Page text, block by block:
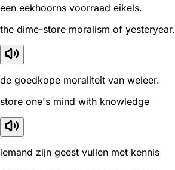
een eekhoorns voorraad eikels.
the dime-store moralism of yesteryear.
de goedkope moraliteit van weleer.
store one's mind with knowledge
iemand zijn geest vullen met kennis